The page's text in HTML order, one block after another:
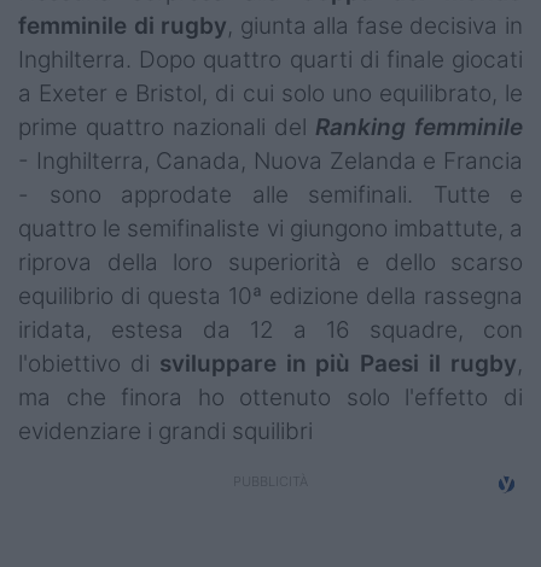
Rugby World Cup
Super Rugby
Rugby in TV
Mercato
Serie A Elite
Campionati
Serie A
Serie B
Serie C
femminile di rugby, giunta alla fase decisiva in
Inghilterra. Dopo quattro quarti di finale giocati
a Exeter e Bristol, di cui solo uno equilibrato, le
prime quattro nazionali del Ranking femminile
- Inghilterra, Canada, Nuova Zelanda e Francia
- sono approdate alle semifinali. Tutte e
quattro le semifinaliste vi giungono imbattute, a
riprova della loro superiorità e dello scarso
equilibrio di questa 10ª edizione della rassegna
iridata, estesa da 12 a 16 squadre, con
l'obiettivo di sviluppare in più Paesi il rugby,
ma che finora ho ottenuto solo l'effetto di
evidenziare i grandi squilibri